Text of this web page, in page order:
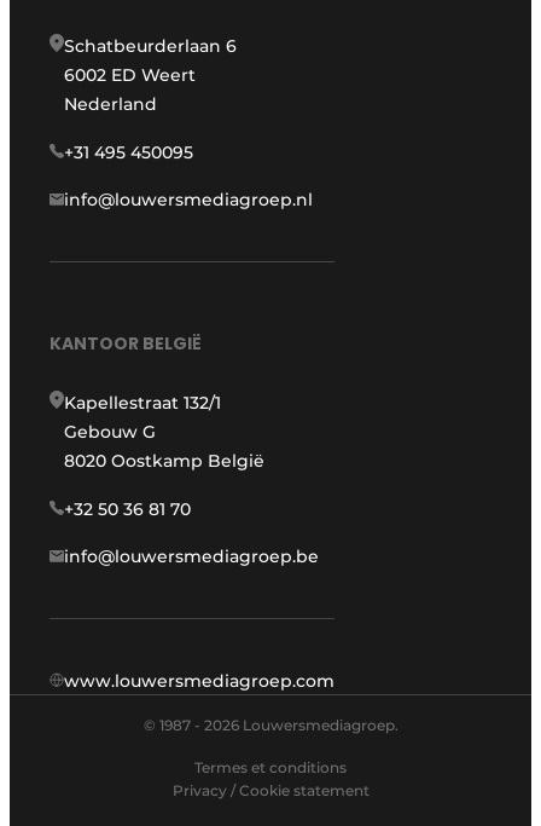
Schatbeurderlaan 6
6002 ED Weert
Nederland
+31 495 450095
info@louwersmediagroep.nl
KANTOOR BELGIË
Kapellestraat 132/1
Gebouw G
8020 Oostkamp België
+32 50 36 81 70
info@louwersmediagroep.be
www.louwersmediagroep.com
© 1987 - 2026 Louwersmediagroep.
Termes et conditions
Privacy / Cookie statement